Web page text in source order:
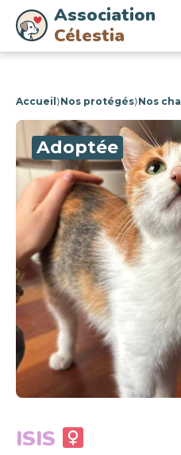
Association
Célestia
Accueil ⟩Nos protégés⟩Nos
Adoptée
ISIS